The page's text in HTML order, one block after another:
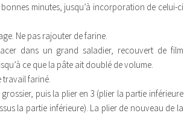
minutes, jusqu’à incorporation de celui-ci
Ne pas rajouter de farine.
dans un grand saladier, recouvert de film
ce que la pâte ait doublé de volume.
travail fariné.
puis la plier en 3 (plier la partie inférieure
la partie inférieure). La plier de nouveau de la